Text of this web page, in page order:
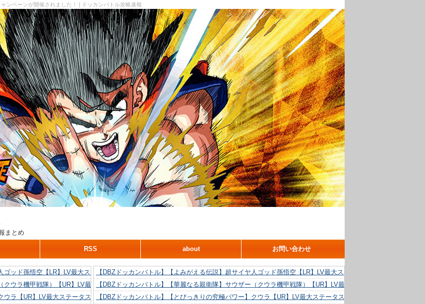
ンペーンが開催されました！ | ドッカンバトル攻略速報
まとめ
RSS about お問い合わせ
ゴッド孫悟空【LR】LV最大ステータスまとめ！
クウラ機甲戦隊）【UR】LV最大ステータスまとめ！
ウラ【UR】LV最大ステータスまとめ！
【DBZドッカンバトル】【よみがえる伝説】超サイヤ人ゴッド孫悟空【LR】LV最大ステータスまとめ！
【DBZドッカンバトル】【華麗なる親衛隊】サウザー（クウラ機甲戦隊）【UR】LV最大ステータスまとめ！
【DBZドッカンバトル】【とびっきりの究極パワー】クウラ【UR】LV最大ステータスまとめ！